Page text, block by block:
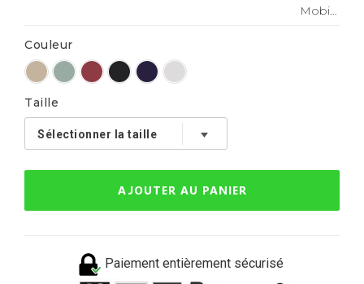
Mobius
Couleur
Taille
AJOUTER AU PANIER
Paiement entièrement sécurisé